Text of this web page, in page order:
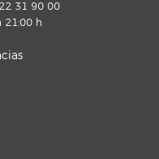
31 90 00
21:00 h